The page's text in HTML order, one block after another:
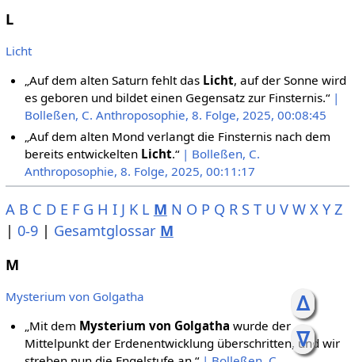
ᐃ
ᐁ
L
Licht
„Auf dem alten Saturn fehlt das Licht, auf der Sonne wird
es geboren und bildet einen Gegensatz zur Finsternis.“ |
Bolleßen, C. Anthroposophie, 8. Folge, 2025, 00:08:45
„Auf dem alten Mond verlangt die Finsternis nach dem
bereits entwickelten Licht.“ | Bolleßen, C.
Anthroposophie, 8. Folge, 2025, 00:11:17
A B C D E F G H I J K L M N O P Q R S T U V W X Y Z
| 0-9| Gesamtglossar M
M
Mysterium von Golgatha
„Mit dem Mysterium von Golgatha wurde der
Mittelpunkt der Erdenentwicklung überschritten, und wir